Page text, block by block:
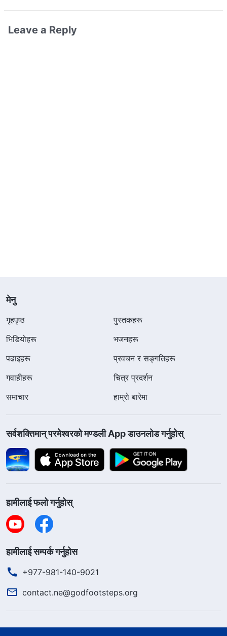
Leave a Reply
मेनु
गृहपृष्ठ
पुस्तकहरू
भिडियोहरू
भजनहरू
पढाइहरू
प्रवचन र सङ्गतिहरू
गवाहीहरू
चित्र प्रदर्शन
समाचार
हाम्रो बारेमा
सर्वशक्तिमान्‌ परमेश्‍वरको मण्डली App डाउनलोड गर्नुहोस्
हामीलाई फलो गर्नुहोस्
हामीलाई सम्पर्क गर्नुहोस
+977-981-140-9021
contact.ne@godfootsteps.org